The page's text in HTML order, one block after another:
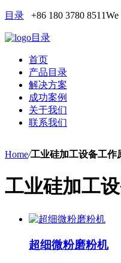
目录 +86 180 3780 8511We
目录
首页
产品目录
解决方案
成功案例
关于我们
联系我们
Home/工业硅加工设备工作
工业硅加工
超细微粉磨粉机